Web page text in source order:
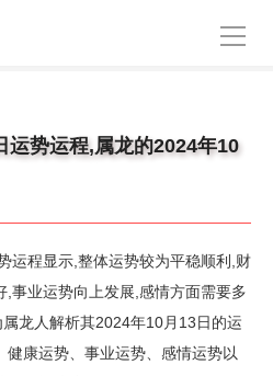
导航
运势运程,属龙的2024年10
运程显示,整体运势较为平稳顺利,财
事业运势向上发展,感情方面需要多
龙人解析其2024年10月13日的运
康运势、事业运势、感情运势以